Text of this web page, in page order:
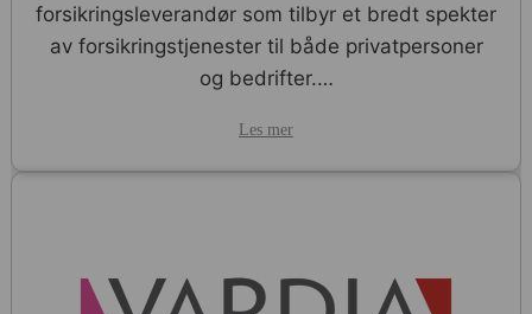
forsikringsleverandør som tilbyr et bredt spekter
av forsikringstjenester til både privatpersoner
og bedrifter.…
Les mer